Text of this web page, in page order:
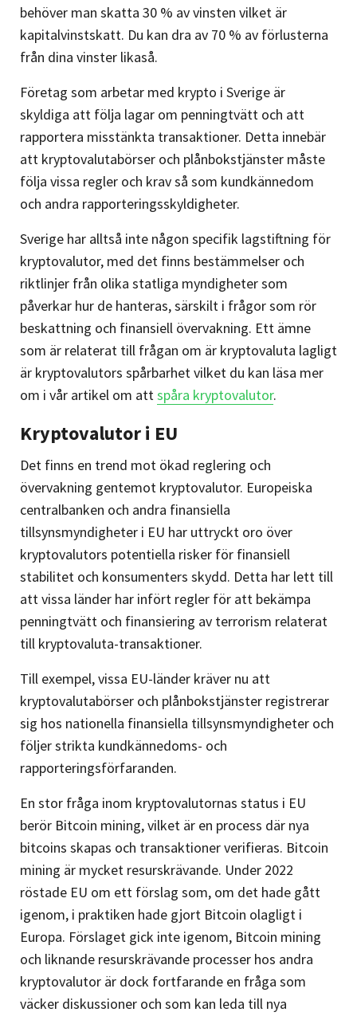
behöver man skatta 30 % av vinsten vilket är
kapitalvinstskatt. Du kan dra av 70 % av förlusterna
från dina vinster likaså.
Företag som arbetar med krypto i Sverige är
skyldiga att följa lagar om penningtvätt och att
rapportera misstänkta transaktioner. Detta innebär
att kryptovalutabörser och plånbokstjänster måste
följa vissa regler och krav så som kundkännedom
och andra rapporteringsskyldigheter.
Sverige har alltså inte någon specifik lagstiftning för
kryptovalutor, med det finns bestämmelser och
riktlinjer från olika statliga myndigheter som
påverkar hur de hanteras, särskilt i frågor som rör
beskattning och finansiell övervakning. Ett ämne
som är relaterat till frågan om är kryptovaluta lagligt
är kryptovalutors spårbarhet vilket du kan läsa mer
om i vår artikel om attspåra kryptovalutor.
Kryptovalutor i EU
Det finns en trend mot ökad reglering och
övervakning gentemot kryptovalutor. Europeiska
centralbanken och andra finansiella
tillsynsmyndigheter i EU har uttryckt oro över
kryptovalutors potentiella risker för finansiell
stabilitet och konsumenters skydd. Detta har lett till
att vissa länder har infört regler för att bekämpa
penningtvätt och finansiering av terrorism relaterat
till kryptovaluta-transaktioner.
Till exempel, vissa EU-länder kräver nu att
kryptovalutabörser och plånbokstjänster registrerar
sig hos nationella finansiella tillsynsmyndigheter och
följer strikta kundkännedoms- och
rapporteringsförfaranden.
En stor fråga inom kryptovalutornas status i EU
berör Bitcoin mining, vilket är en process där nya
bitcoins skapas och transaktioner verifieras. Bitcoin
mining är mycket resurskrävande. Under 2022
röstade EU om ett förslag som, om det hade gått
igenom, i praktiken hade gjort Bitcoin olagligt i
Europa. Förslaget gick inte igenom, Bitcoin mining
och liknande resurskrävande processer hos andra
kryptovalutor är dock fortfarande en fråga som
väcker diskussioner och som kan leda till nya